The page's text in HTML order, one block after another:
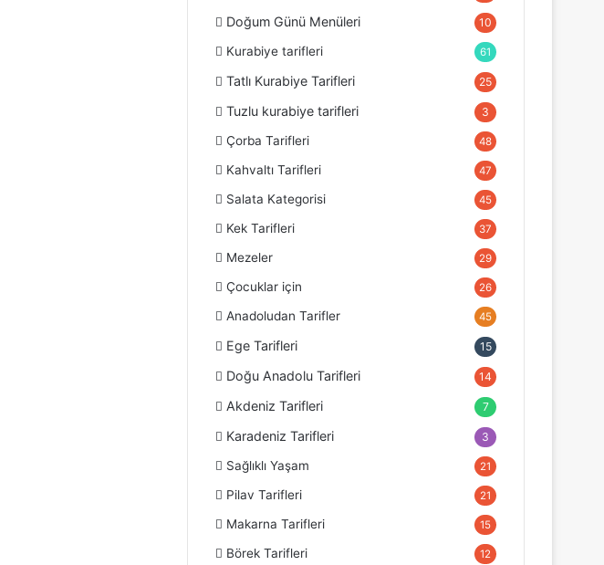
Doğum Günü Menüleri 10
Kurabiye tarifleri 61
Tatlı Kurabiye Tarifleri 25
Tuzlu kurabiye tarifleri 3
Çorba Tarifleri 48
Kahvaltı Tarifleri 47
Salata Kategorisi 45
Kek Tarifleri 37
Mezeler 29
Çocuklar için 26
Anadoludan Tarifler 45
Ege Tarifleri 15
Doğu Anadolu Tarifleri 14
Akdeniz Tarifleri 7
Karadeniz Tarifleri 3
Sağlıklı Yaşam 21
Pilav Tarifleri 21
Makarna Tarifleri 15
Börek Tarifleri 12